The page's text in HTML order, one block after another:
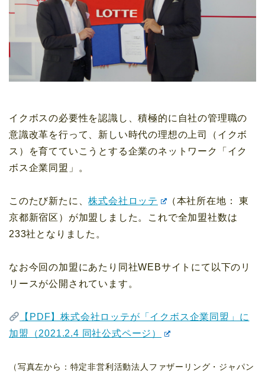
イクボスの必要性を認識し、積極的に自社の管理職の
意識改革を行って、新しい時代の理想の上司（イクボ
ス）を育てていこうとする企業のネットワーク「イク
ボス企業同盟」。
このたび新たに、株式会社ロッテ
（本社所在地： 東
京都新宿区）が加盟しました。これで全加盟社数は
233社となりました。
なお今回の加盟にあたり同社WEBサイトにて以下のリ
リースが公開されています。
【PDF】株式会社ロッテが「イクボス企業同盟」に
加盟（2021.2.4 同社公式ページ）
（写真左から： 特定非営利活動法人ファザーリング・ジャパン